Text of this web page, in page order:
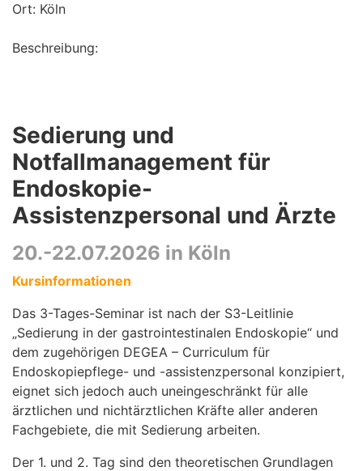
Ort: Köln
Beschreibung:
Sedierung und
Notfallmanagement für
Endoskopie-
Assistenzpersonal und Ärzte
20.-22.07.2026 in Köln
Kursinformationen
Das 3-Tages-Seminar ist nach der S3-Leitlinie
„Sedierung in der gastrointestinalen Endoskopie“ und
dem zugehörigen DEGEA – Curriculum für
Endoskopiepflege- und -assistenzpersonal konzipiert,
eignet sich jedoch auch uneingeschränkt für alle
ärztlichen und nichtärztlichen Kräfte aller anderen
Fachgebiete, die mit Sedierung arbeiten.
Der 1. und 2. Tag sind den theoretischen Grundlagen